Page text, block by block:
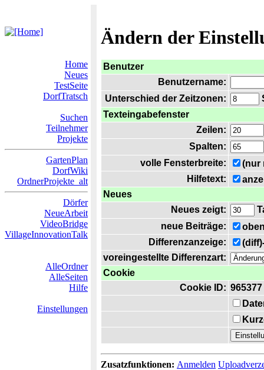
Ändern der
Home
Neues
TestSeite
DorfTratsch
Suchen
Teilnehmer
Projekte
GartenPlan
DorfWiki
OrdnerProjekte_alt
Dörfer
NeueArbeit
VideoBridge
VillageInnovationTalk
AlleOrdner
AlleSeiten
Hilfe
Einstellungen
Benutzer
Benutzername:
Unterschied der Zeitzonen:
Texteingabefenster
Zeilen:
Spalten:
volle Fensterbreite:
(nur
Hilfetext:
Neues
Neues zeigt:
neue Beiträge:
Differenzanzeige:
voreingestellte Differenzart:
Cookie
Cookie ID: 965377
Zusatzfunktionen: Anmelden